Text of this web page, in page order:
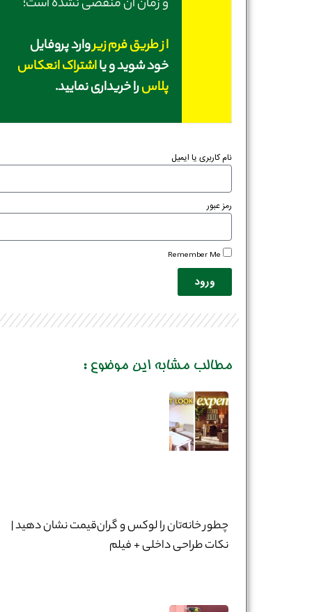
و زمان آن منقضی نشده است؛
از طریق فرم زیروارد پروفایل
خود شوید و یااشتراک انعکاس
پلاسرا خریداری نمایید.
نام کاربری یا ایمیل
رمز عبور
Remember Me
ورود
مطالب مشابه این موضوع :
چطور خانه‌تان را لوکس و گران‌قیمت نشان دهید |
نکات طراحی داخلی + فیلم